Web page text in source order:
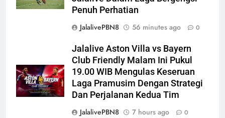
Penuh Perhatian
JalalivePBN8
56 minutes ago 0
Jalalive Aston Villa vs Bayern
Club Friendly Malam Ini Pukul
19.00 WIB Mengulas Keseruan
Laga Pramusim Dengan Strategi
Dan Perjalanan Kedua Tim
JalalivePBN8
7 hours ago 0